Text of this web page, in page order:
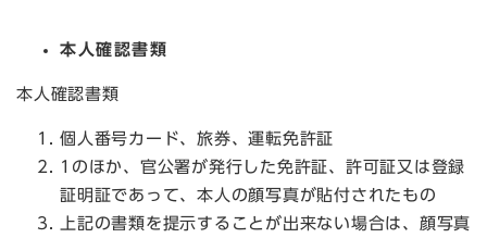
本人確認書類
本人確認書類
個人番号カード、旅券、運転免許証
1のほか、官公署が発行した免許証、許可証又は登録
証明証であって、本人の顔写真が貼付されたもの
上記の書類を提示することが出来ない場合は、顔写真